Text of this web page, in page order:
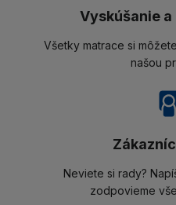
Vyskúšanie
Všetky matrace si
našou
Neviete si rady?
zodpovieme